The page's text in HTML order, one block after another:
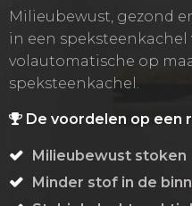
Milieubewust, gezond
in een speksteenkachel
volautomatische op
speksteenkachel.
De voordelen op een
Milieubewust stoken
Minder stof in de